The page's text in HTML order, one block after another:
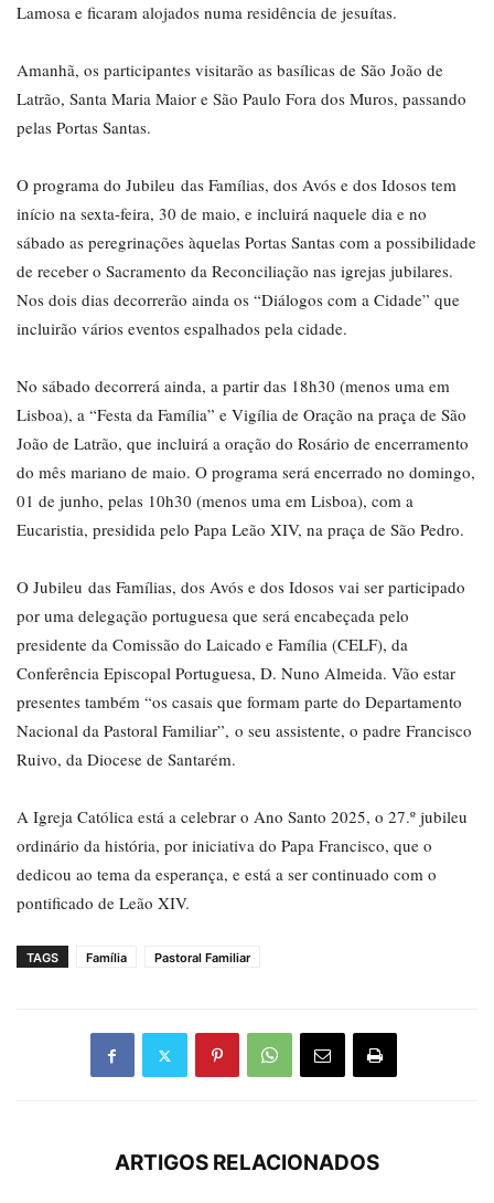
Lamosa e ficaram alojados numa residência de jesuítas.
Amanhã, os participantes visitarão as basílicas de São João de
Latrão, Santa Maria Maior e São Paulo Fora dos Muros, passando
pelas Portas Santas.
O programa do Jubileu das Famílias, dos Avós e dos Idosos tem
início na sexta-feira, 30 de maio, e incluirá naquele dia e no
sábado as peregrinações àquelas Portas Santas com a possibilidade
de receber o Sacramento da Reconciliação nas igrejas jubilares.
Nos dois dias decorrerão ainda os “Diálogos com a Cidade” que
incluirão vários eventos espalhados pela cidade.
No sábado decorrerá ainda, a partir das 18h30 (menos uma em
Lisboa), a “Festa da Família” e Vigília de Oração na praça de São
João de Latrão, que incluirá a oração do Rosário de encerramento
do mês mariano de maio. O programa será encerrado no domingo,
01 de junho, pelas 10h30 (menos uma em Lisboa), com a
Eucaristia, presidida pelo Papa Leão XIV, na praça de São Pedro.
O Jubileu das Famílias, dos Avós e dos Idosos vai ser participado
por uma delegação portuguesa que será encabeçada pelo
presidente da Comissão do Laicado e Família (CELF), da
Conferência Episcopal Portuguesa, D. Nuno Almeida. Vão estar
presentes também “os casais que formam parte do Departamento
Nacional da Pastoral Familiar”, o seu assistente, o padre Francisco
Ruivo, da Diocese de Santarém.
A Igreja Católica está a celebrar o Ano Santo 2025, o 27.º jubileu
ordinário da história, por iniciativa do Papa Francisco, que o
dedicou ao tema da esperança, e está a ser continuado com o
pontificado de Leão XIV.
TAGS Família Pastoral Familiar
ARTIGOS RELACIONADOS